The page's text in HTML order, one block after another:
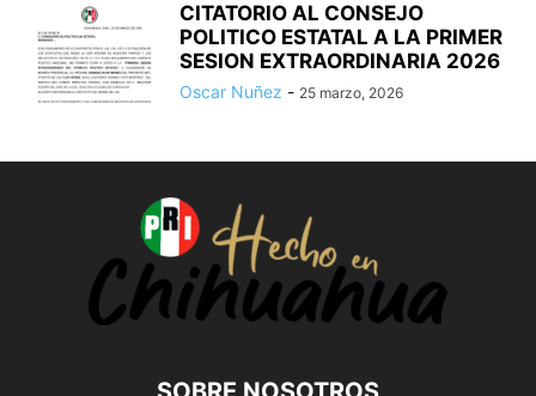
CITATORIO AL CONSEJO
POLITICO ESTATAL A LA PRIMER
SESION EXTRAORDINARIA 2026
Oscar Nuñez - 25 marzo, 2026